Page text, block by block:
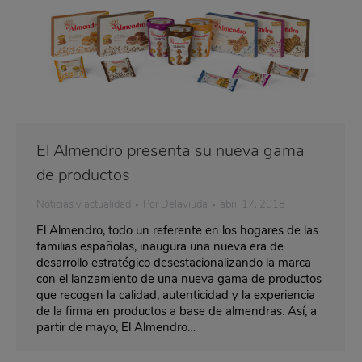
El Almendro presenta su nueva gama
de productos
Noticias y actualidad Por Delaviuda abril 17, 2018
El Almendro, todo un referente en los hogares de las
familias españolas, inaugura una nueva era de
desarrollo estratégico desestacionalizando la marca
con el lanzamiento de una nueva gama de productos
que recogen la calidad, autenticidad y la experiencia
de la firma en productos a base de almendras. Así, a
partir de mayo, El Almendro…